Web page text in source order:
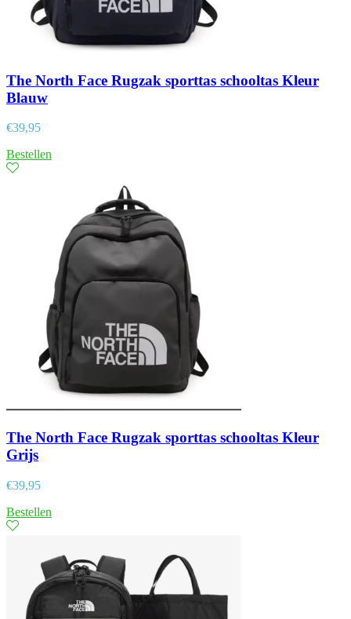
The North Face Rugzak sporttas schooltas Kleur
Blauw
€39,95
Bestellen
The North Face Rugzak sporttas schooltas Kleur
Grijs
€39,95
Bestellen